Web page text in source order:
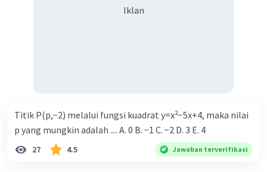
Iklan
Titik P(p,−2) melalui fungsi kuadrat y=x²−5x+4, maka nilai
p yang mungkin adalah .... A. 0 B. −1 C. −2 D. 3 E. 4
27 4.5 Jawaban terverifikasi